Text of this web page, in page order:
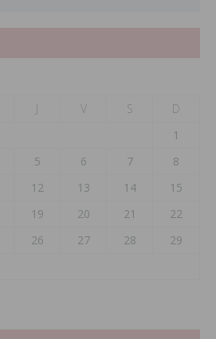
J V S
D
1
5 6 7
8
12 13 14
15
19 20 21
22
26 27 28
29